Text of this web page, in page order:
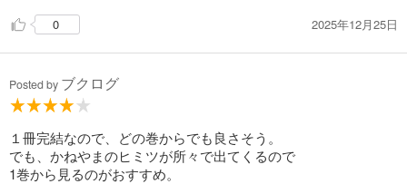
っていたのかな。
指定されたお湯に入ると、毛穴から何か悪しきものが出てい
を示す言葉が浮かび上がる⋯⋯。湯上がり後の休憩室では、ち
ょっとした交流と、おいしいおにぎり、お茶。
う経験を、若いうちにすることが大事なのかもしれない。疲れ
てるのがデフォルト？みたいになっちゃうからな。
0 2025年12月25日
Posted by ブクログ
１冊完結なので、どの巻からでも良さそう。
でも、かねやまのヒミツが所々で出てくるので
1巻から見るのがおすすめ。